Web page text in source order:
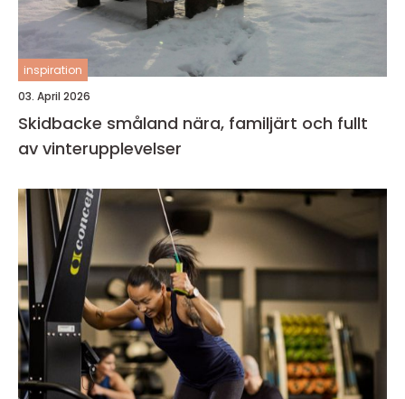
inspiration
03. April 2026
Skidbacke småland nära, familjärt och fullt
av vinterupplevelser